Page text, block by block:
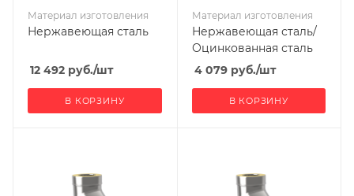
Материал изготовления
Нержавеющая сталь
12 492 руб./шт
В КОРЗИНУ
Материал изготовления
Нержавеющая сталь/
Оцинкованная сталь
4 079руб./шт
В КОРЗИНУ
Глубина, мм Глубина, мм